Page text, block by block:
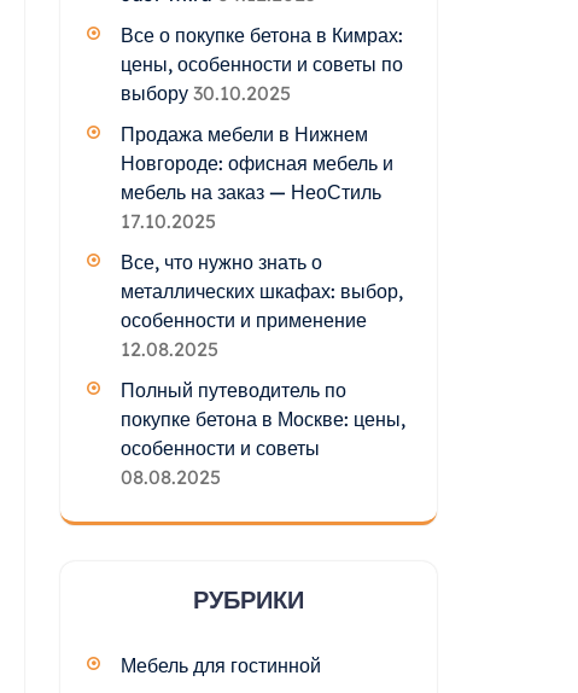
Все о покупке бетона в Кимрах:
цены, особенности и советы по
выбору 30.10.2025
Продажа мебели в Нижнем
Новгороде: офисная мебель и
мебель на заказ — НеоСтиль
17.10.2025
Все, что нужно знать о
металлических шкафах: выбор,
особенности и применение
12.08.2025
Полный путеводитель по
покупке бетона в Москве: цены,
особенности и советы
08.08.2025
РУБРИКИ
Мебель для гостинной